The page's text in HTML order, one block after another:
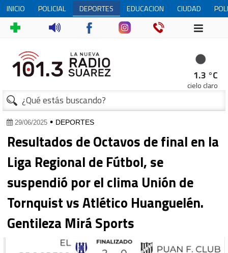
INICIO POLICIAL DEPORTES EDUCACION CIUDAD
1.3 °C
cielo claro
29/06/2025• DEPORTES
Resultados de Octavos de final en la
Liga Regional de Fútbol, se
suspendió por el clima Unión de
Tornquist vs Atlético Huanguelén.
Gentileza Mirá Sports